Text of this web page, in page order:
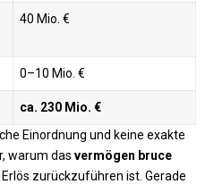
40 Mio. €
0–10 Mio. €
ca. 230 Mio. €
Einordnung und keine exakte
warum das vermögen bruce
zurückzuführen ist. Gerade